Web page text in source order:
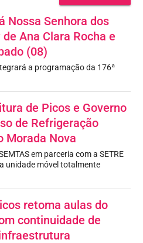
Nossa Senhora dos
Ana Clara Rocha e
(08)
a programação da 176ª
de Picos e Governo
de Refrigeração
Morada Nova
em parceria com a SETRE
unidade móvel totalmente
retoma aulas do
continuidade de